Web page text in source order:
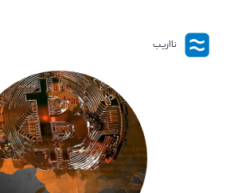
نااریب